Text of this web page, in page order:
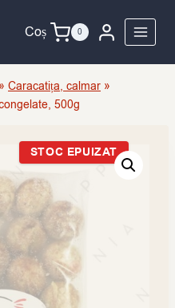
Coș 0
» Caracatița, calmar »
500g
STOC EPUIZAT